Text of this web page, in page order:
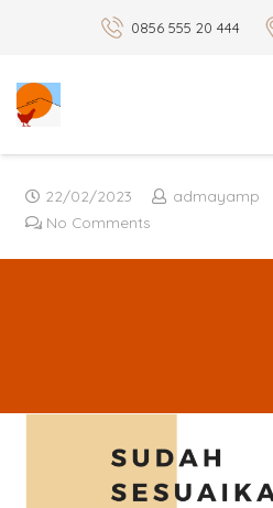
0856 555 20 444
22/02/2023 admayamp
No Comments